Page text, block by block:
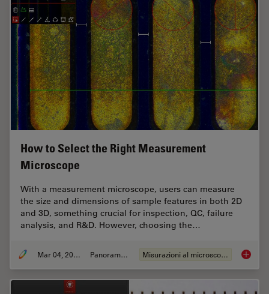
How to Select the Right Measurement
Microscope
With a measurement microscope, users can measure
the size and dimensions of sample features in both 2D
and 3D, something crucial for inspection, QC, failure
analysis, and R&D. However, choosing the…
Mar 04, 2026 Panoramica Misurazioni al microscopio How to